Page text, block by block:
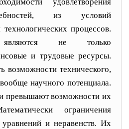
из условий
процессов.
являются не только
и трудовые ресурсы.
возможности технического,
научного потенциала.
превышают возможности их
ограничения
ний и неравенств. Их